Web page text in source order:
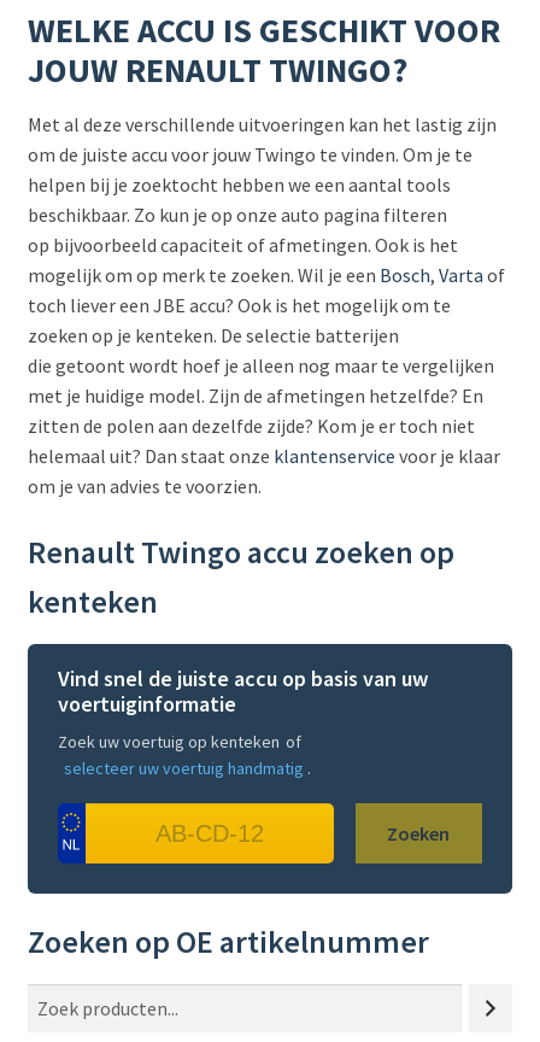
WELKE ACCU IS GESCHIKT VOOR
JOUW RENAULT TWINGO?
Met al deze verschillende uitvoeringen kan het lastig zijn
om de juiste accu voor jouw Twingo te vinden. Om je te
helpen bij je zoektocht hebben we een aantal tools
beschikbaar. Zo kun je op onze auto pagina filteren
op bijvoorbeeld capaciteit of afmetingen. Ook is het
mogelijk om op merk te zoeken. Wil je een Bosch, Varta of
toch liever een JBE accu? Ook is het mogelijk om te
zoeken op je kenteken. De selectie batterijen
die getoont wordt hoef je alleen nog maar te vergelijken
met je huidige model. Zijn de afmetingen hetzelfde? En
zitten de polen aan dezelfde zijde? Kom je er toch niet
helemaal uit? Dan staat onze klantenservice voor je klaar
om je van advies te voorzien.
Renault Twingo accu zoeken op
kenteken
Vind snel de juiste accu op basis van uw
voertuiginformatie
Zoek uw voertuig op kenteken of
selecteer uw voertuig handmatig .
Zoeken
Zoeken op OE artikelnummer